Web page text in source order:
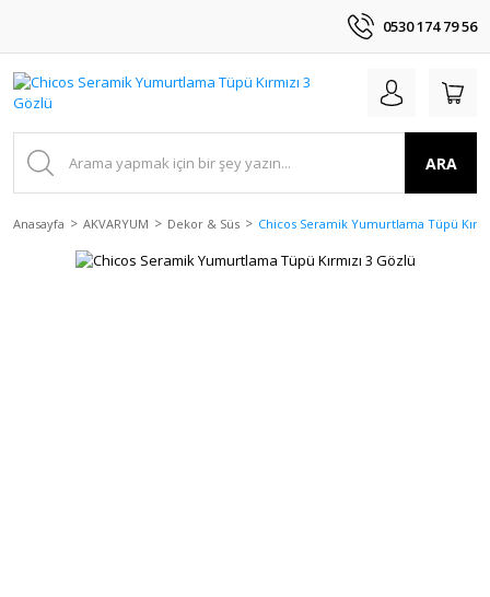
0530 174 79 56
ARA
Anasayfa AKVARYUM Dekor & Süs Chicos Seramik Yumurtlama Tüpü